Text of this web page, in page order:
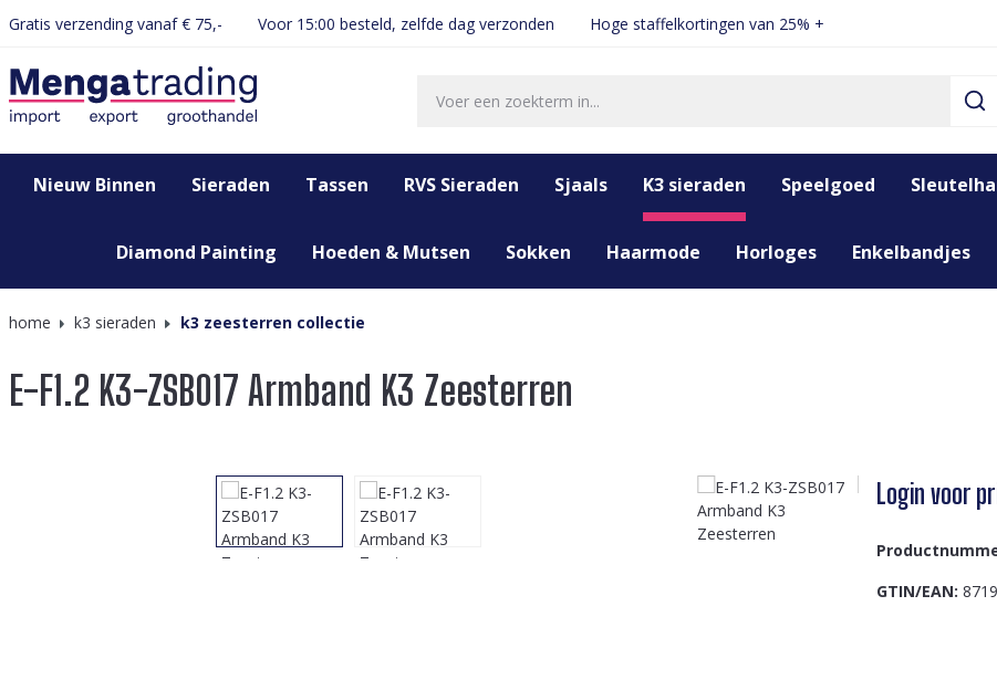
Ga naar de hoofdnavigatie
Gratis verzending vanaf € 75,- Voor 15:00 besteld, zelfde dag verzonden Hoge staffelkortingen van 25% +
Nieuw Binnen Sieraden Tassen RVS Sieraden Sjaals K3 sieraden Speelgoed
Diamond Painting Hoeden & Mutsen Sokken Haarmode Horloges Enkelbandjes
home k3 sieraden k3 zeesterren collectie
E-F1.2 K3-ZSB017 Armband K3 Zeesterren
Login voor
GTIN/EAN: